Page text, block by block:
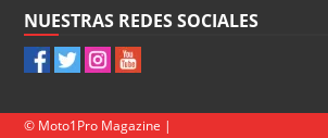
NUESTRAS REDES SOCIALES
© Moto1Pro Magazine |